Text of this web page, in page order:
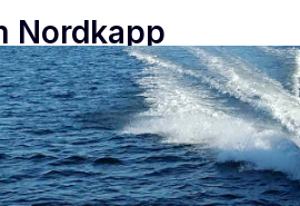
Nordkapp